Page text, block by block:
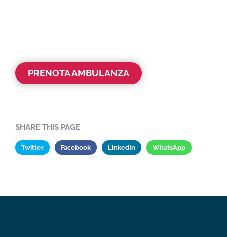
PRENOTA AMBULANZA
SHARE THIS PAGE
Twitter Facebook LinkedIn WhatsApp